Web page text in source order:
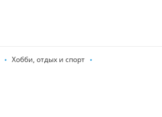
Хобби, отдых и спорт